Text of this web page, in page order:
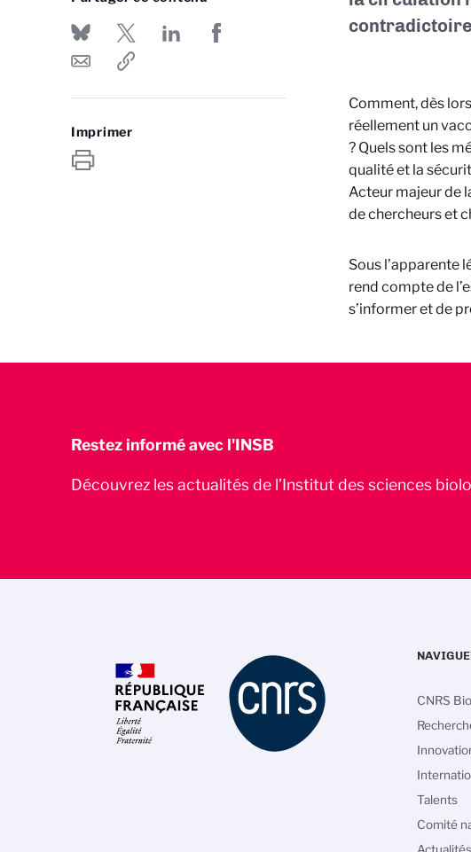
Imprimer
Comment, dès
réellement un
? Quels sont les
qualité et la
Acteur majeur de
de chercheurs et
Sous l’apparente
rend compte de
s’informer et de
Restez informé avec l'INSB
Découvrez les actualités de l’Institut des sciences
CNRS
Talents
Comité